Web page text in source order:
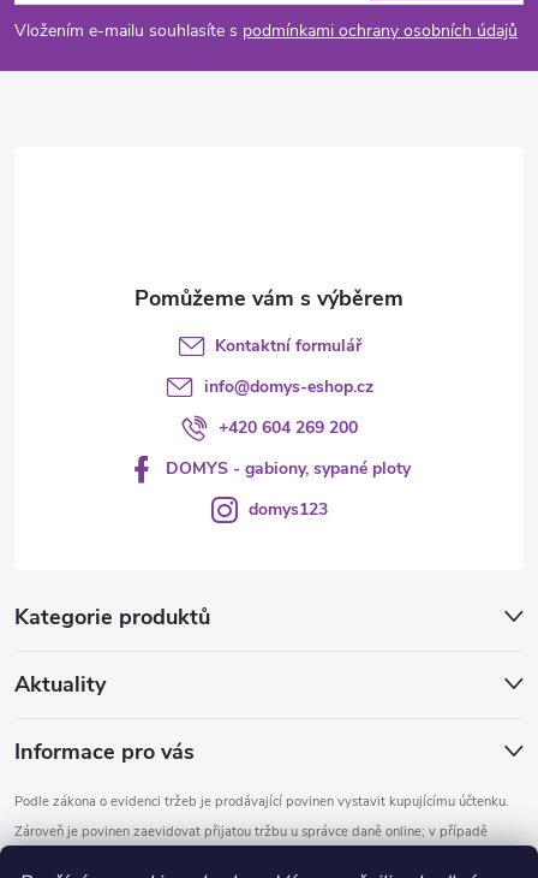
pVložením e-mailu souhlasíte s podmínkami ochrany osobních údajů
Kategorie produktů
Aktuality
Informace pro vás
Podle zákona o evidenci tržeb je prodávající povinen vystavit kupujícímu účtenku.
Zároveň je povinen zaevidovat přijatou tržbu u správce daně online; v případě
Kontaktní formulář
info@domys-eshop.cz
+420 604 269 200
DOMYS - gabiony, sypané ploty
domys123